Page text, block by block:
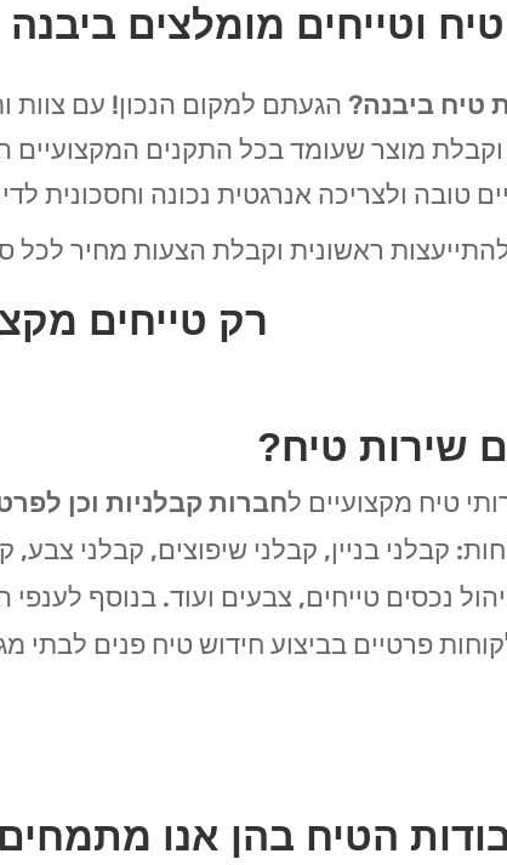
וטייחים מומלצים ביבנה
טיח ביבנה? הגעתם למקום הנכון! עם צוות
מוצר שעומד בכל התקנים המקצועיים
טובה ולצריכה אנרגטית נכונה וחסכונית
ראשונית וקבלת הצעות מחיר לכל
רק טייחים
שירות טיח?
טיח מקצועיים לחברות קבלניות וכן
קבלני בניין, קבלני שיפוצים, קבלני
נכסים טייחים, צבעים ועוד. בנוסף
פרטיים בביצוע חידוש טיח פנים לבתי
הטיח בהן אנו